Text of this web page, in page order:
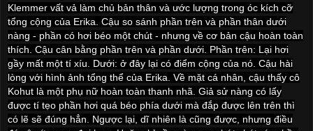
Klemmer vất vả làm chủ bản thân và ước lượng trong óc kích cỡ
tổng cộng của Erika. Cậu so sánh phần trên và phần thân dưới
nàng - phần có hơi béo một chút - nhưng về cơ bản cậu hoàn toàn
thích. Cậu cân bằng phần trên và phần dưới. Phần trên: Lại hơi
gầy mất một tí xíu. Dưới: ở đây lại có điểm cộng của nó. Cậu hài
lòng với hình ảnh tổng thể của Erika. Về mặt cá nhân, cậu thấy cô
Kohut là một phụ nữ hoàn toàn thanh nhã. Giả sử nàng có lấy
được tí tẹo phần hơi quá béo phía dưới mà đắp được lên trên thì
có lẽ sẽ đúng hẳn. Ngược lại, dĩ nhiên là cũng được, nhưng điều